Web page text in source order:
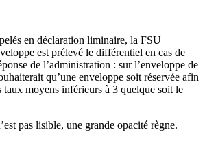
en déclaration liminaire, la FSU
est prélevé le différentiel en cas de
de l’administration : sur l’enveloppe de
qu’une enveloppe soit réservée afin
taux moyens inférieurs à 3 quelque soit le
pas lisible, une grande opacité règne.